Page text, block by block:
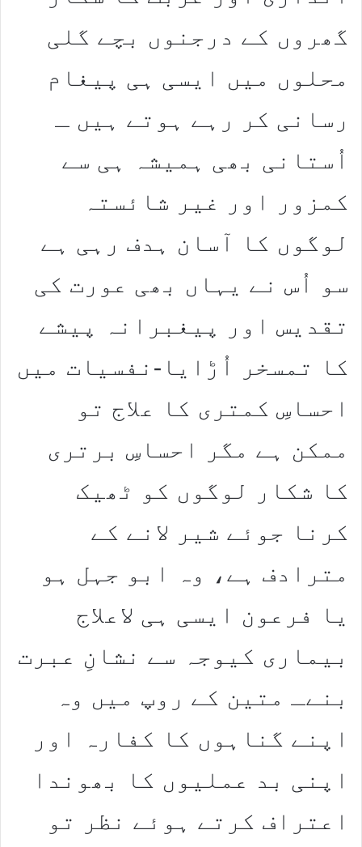
گھروں کے درجنوں بچے گلی
محلوں میں ایسی ہی پیغام
رسانی کر رہے ہوتے ہیں ـ
اُستانی بھی ہمیشہ ہی سے
کمزور اور غیر شائستہ
لوگوں کا آسان ہدف رہی ہے
سو اُس نے یہاں بھی عورت کی
تقدیس اور پیغبرانہ پیشے
کا تمسخر اُڑایا-نفسیات میں
احساسِ کمتری کا علاج تو
ممکن ہے مگر احساسِ برتری
کا شکار لوگوں کو ٹھیک
کرنا جوئے شیر لانے کے
مترادف ہے، وہ ابو جہل ہو
یا فرعون ایسی ہی لاعلاج
بیماری کیوجہ سے نشانِ عبرت
بنےـ متین کے روپ میں وہ
اپنے گناہوں کا کفارہ اور
اپنی بد عملیوں کا بھوندا
اعتراف کرتے ہوئے نظر تو